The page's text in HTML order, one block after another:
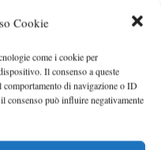
Cookie
come i cookie per
Il consenso a queste
comportamento di navigazione o ID
consenso può influire negativamente